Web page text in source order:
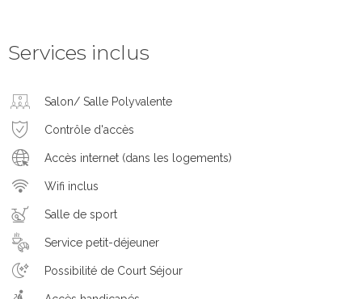
Services inclus
Salon/ Salle Polyvalente
Contrôle d'accès
Accès internet (dans les logements)
Wifi inclus
Salle de sport
Service petit-déjeuner
Possibilité de Court Séjour